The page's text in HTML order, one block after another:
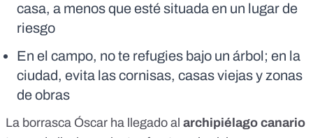
casa, a menos que esté situada en un lugar de
riesgo
En el campo, no te refugies bajo un árbol; en la
ciudad, evita las cornisas, casas viejas y zonas
de obras
La borrasca Óscar ha llegado al archipiélago canario